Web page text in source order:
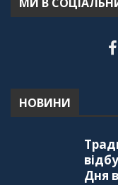
НОВИНИ
Дня